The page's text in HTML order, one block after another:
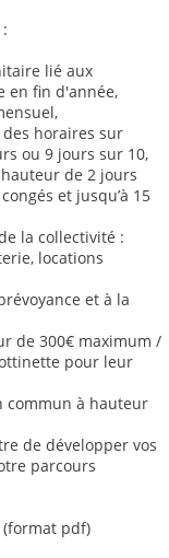
lié aux
en fin d'année,
horaires sur
ou 9 jours sur 10,
de 2 jours
et jusqu’à 15
la collectivité :
locations
et à la
de 300€ maximum /
pour leur
commun à hauteur
de développer vos
parcours
(format pdf)